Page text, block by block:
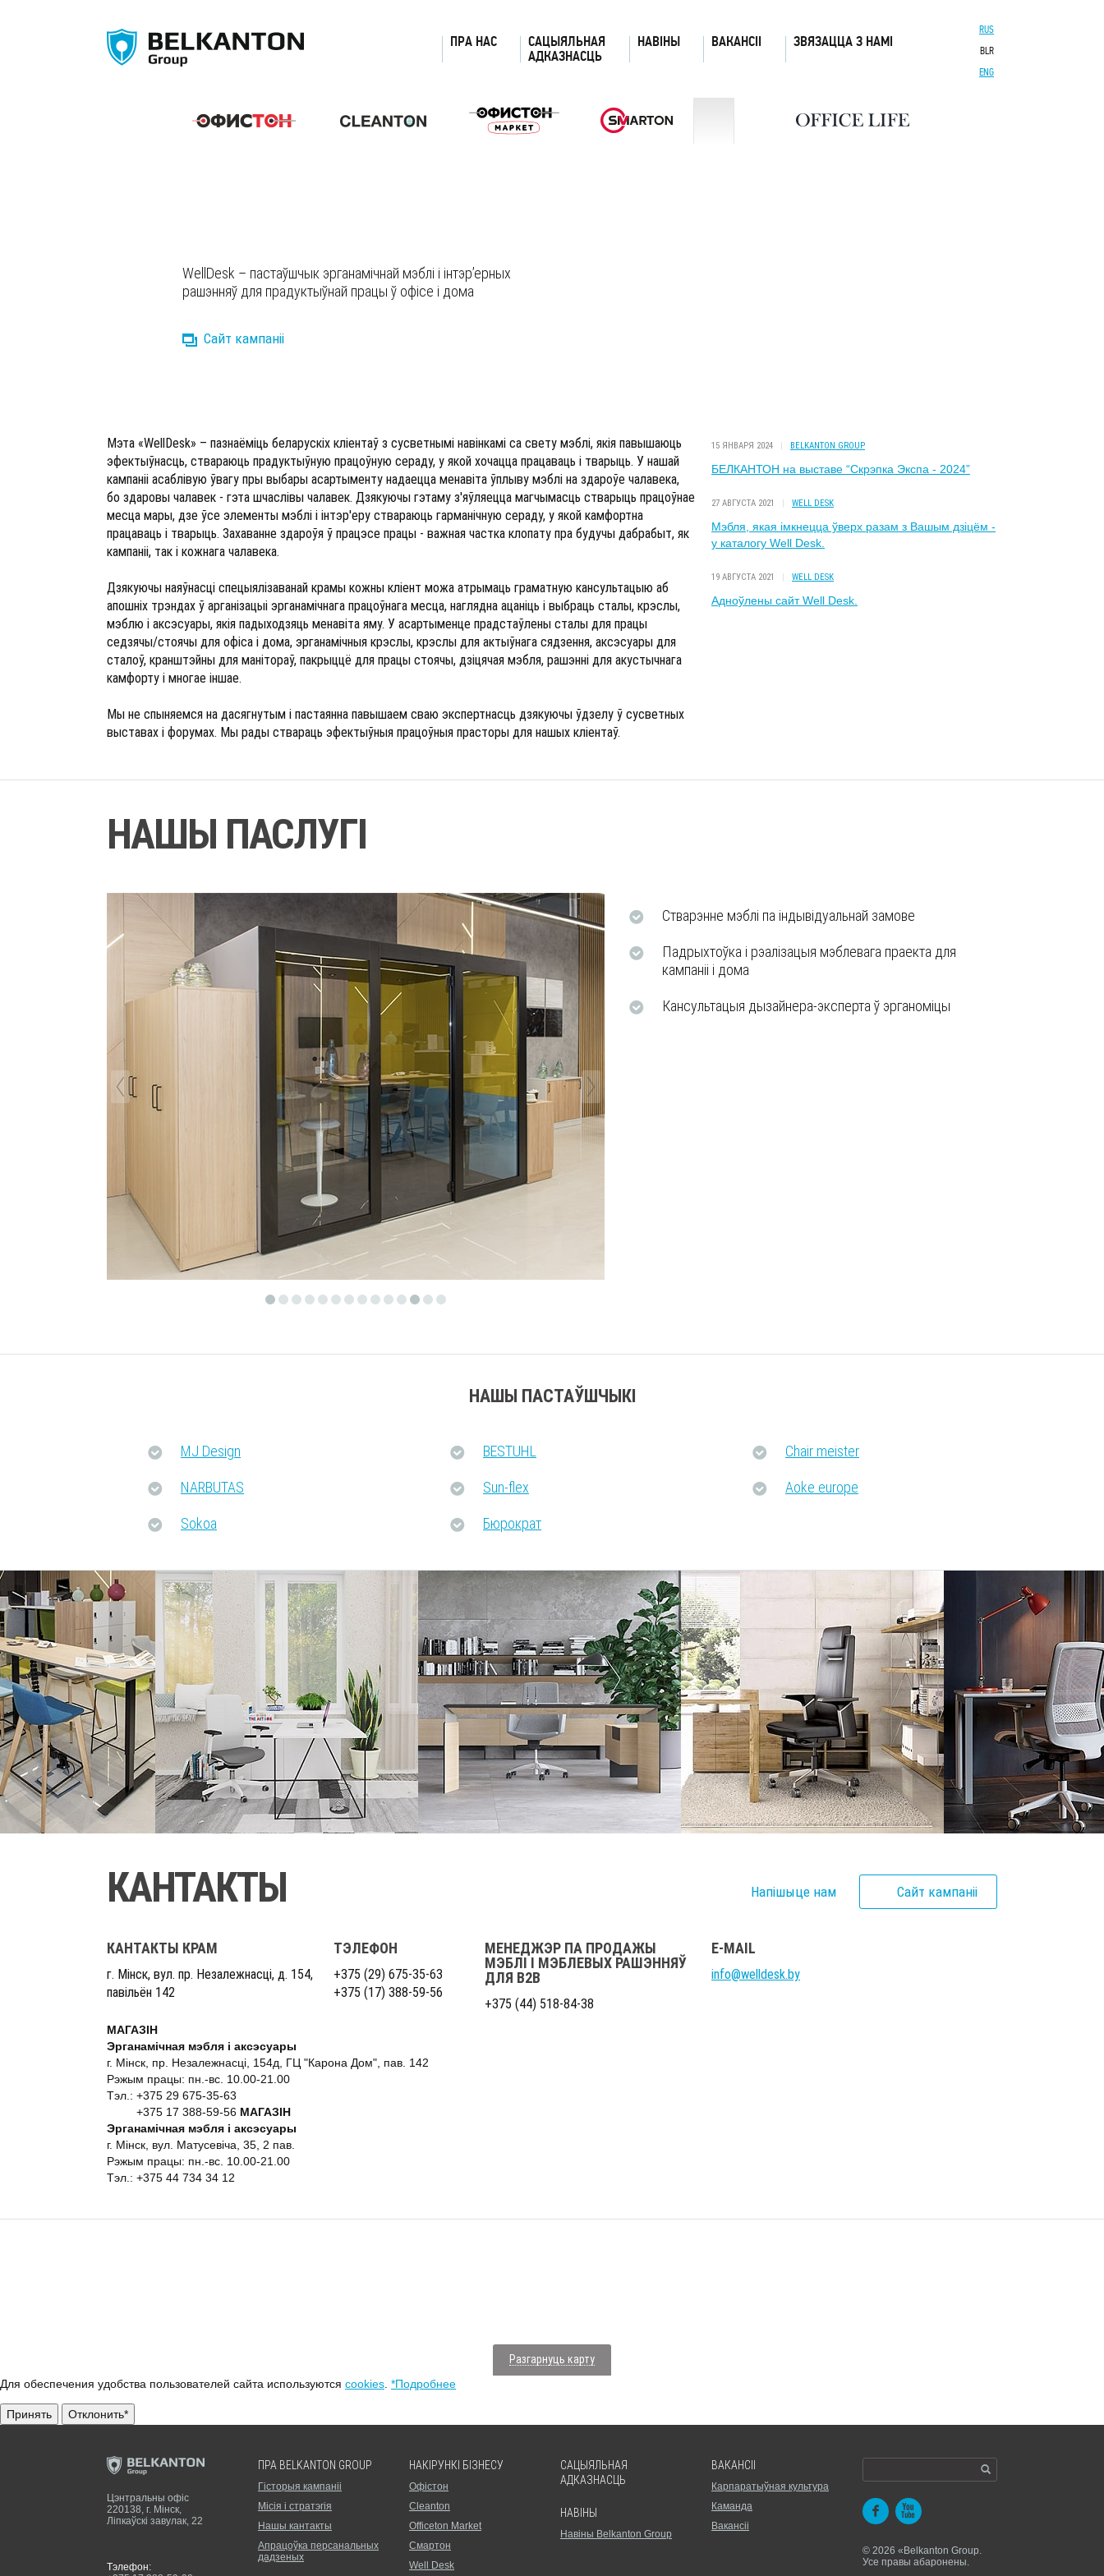
RUS
BLR
ENG
ПРА НАС
САЦЫЯЛЬНАЯ
АДКАЗНАСЦЬ
НАВІНЫ ВАКАНСІІ ЗВЯЗАЦЦА З НАМІ
WellDesk – пастаўшчык эрганамічнай мэблі і інтэр’ерных
рашэнняў для прадуктыўнай працы ў офісе і дома
Сайт кампаніі
Мэта «WellDesk» – пазнаёміць беларускіх кліентаў з сусветнымі навінкамі са свету мэблі, якія павышаюць
эфектыўнасць, ствараюць прадуктыўную працоўную сераду, у якой хочацца працаваць і тварыць. У нашай
кампаніі асаблівую ўвагу пры выбары асартыменту надаецца менавіта ўплыву мэблі на здароўе чалавека,
бо здаровы чалавек - гэта шчаслівы чалавек. Дзякуючы гэтаму з'яўляецца магчымасць стварыць працоўнае
месца мары, дзе ўсе элементы мэблі і інтэр'еру ствараюць гарманічную сераду, у якой камфортна
працаваць і тварыць. Захаванне здароўя ў працэсе працы - важная частка клопату пра будучы дабрабыт, як
кампаніі, так і кожнага чалавека.
Дзякуючы наяўнасці спецыялізаванай крамы кожны кліент можа атрымаць граматную кансультацыю аб
апошніх трэндах ў арганізацыі эрганамічнага працоўнага месца, наглядна ацаніць і выбраць сталы, крэслы,
мэблю і аксэсуары, якія падыходзяць менавіта яму. У асартыменце прадстаўлены сталы для працы
седзячы/стоячы для офіса і дома, эрганамічныя крэслы, крэслы для актыўнага сядзення, аксэсуары для
сталоў, кранштэйны для манітораў, пакрыццё для працы стоячы, дзіцячая мэбля, рашэнні для акустычнага
камфорту і многае іншае.
Мы не спыняемся на дасягнутым і пастаянна павышаем сваю экспертнасць дзякуючы ўдзелу ў сусветных
выставах і форумах. Мы рады ствараць эфектыўныя працоўныя прасторы для нашых кліентаў.
15 ЯНВАРЯ 2024 | BELKANTON GROUP
БЕЛКАНТОН на выставе “Скрэпка Экспа - 2024”
27 АВГУСТА 2021 | WELL DESK
Мэбля, якая імкнецца ўверх разам з Вашым дзіцём -
у каталогу Well Desk.
19 АВГУСТА 2021 | WELL DESK
Адноўлены сайт Well Desk.
НАШЫ ПАСЛУГІ
Стварэнне мэблі па індывідуальнай замове
Падрыхтоўка і рэалізацыя мэблевага праекта для
кампаніі і дома
Кансультацыя дызайнера-эксперта ў эрганоміцы
НАШЫ ПАСТАЎШЧЫКІ
MJ Design
NARBUTAS
Sokoa
BESTUHL
Sun-flex
Бюрократ
Chair meister
Aoke europe
КАНТАКТЫ Напішыце нам Сайт кампаніі
КАНТАКТЫ КРАМ
г. Мінск, вул. пр. Незалежнасці, д. 154,
павільён 142
ТЭЛЕФОН
+375 (29) 675-35-63
+375 (17) 388-59-56
МЕНЕДЖЭР ПА ПРОДАЖЫ
МЭБЛІ І МЭБЛЕВЫХ РАШЭННЯЎ
ДЛЯ B2B
+375 (44) 518-84-38
E-MAIL
info@welldesk.by
МАГАЗІН
Эрганамічная мэбля і аксэсуары
г. Мінск, пр. Незалежнасці, 154д, ГЦ "Карона Дом", пав. 142
Рэжым працы: пн.-вс. 10.00-21.00
Тэл.: +375 29 675-35-63
+375 17 388-59-56 МАГАЗІН
Эрганамічная мэбля і аксэсуары
г. Мінск, вул. Матусевіча, 35, 2 пав.
Рэжым працы: пн.-вс. 10.00-21.00
Тэл.: +375 44 734 34 12
Разгарнуць карту
Для обеспечения удобства пользователей сайта используются cookies *Подробнее
Принять Отклонить*
Цэнтральны офіс
220138, г. Мiнск,
Ліпкаўскі завулак, 22
Тэлефон:
ПРА BELKANTON GROUP
Гісторыя кампаніі
Місія і стратэгія
Нашы кантакты
Апрацоўка персанальных
дадзеных
НАКІРУНКІ БІЗНЕСУ
Офістон
Cleanton
Officeton Market
Смартон
Well Desk
САЦЫЯЛЬНАЯ
АДКАЗНАСЦЬ
НАВIНЫ
Навiны Belkanton Group
ВАКАНСІІ
Карпаратыўная культура
Каманда
Вакансіі
© 2026 «Belkanton Group.
Усе правы абаронены.